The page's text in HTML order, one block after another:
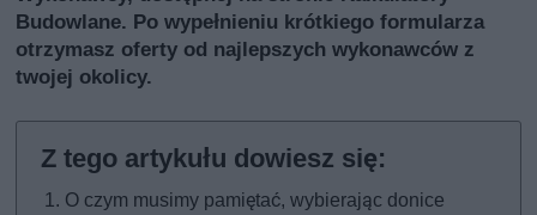
Budowlane. Po wypełnieniu krótkiego formularza
otrzymasz oferty od najlepszych wykonawców z
twojej okolicy.
O czym musimy pamiętać, wybierając donice